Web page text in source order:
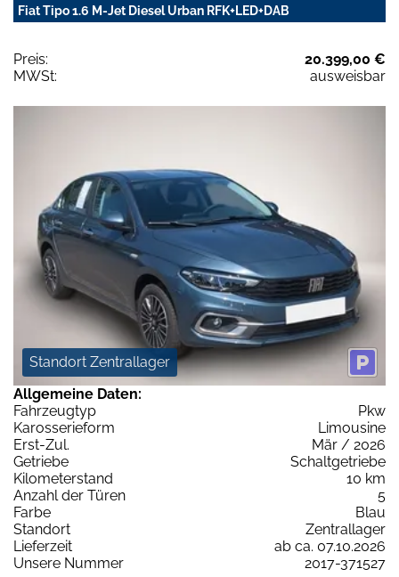
Fiat Tipo 1.6 M-Jet Diesel Urban RFK+LED+DAB
Preis:
20.399,00 €
MWSt:
ausweisbar
Standort Zentrallager
Allgemeine Daten:
Fahrzeugtyp
Pkw
Karosserieform
Limousine
Erst-Zul.
Mär / 2026
Getriebe
Schaltgetriebe
Kilometerstand
10 km
Anzahl der Türen
5
Farbe
Blau
Standort
Zentrallager
Lieferzeit
ab ca. 07.10.2026
Unsere Nummer
2017-371527